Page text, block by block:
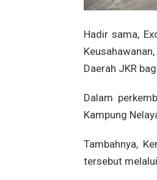
Hadir sama,
Daerah JKR
Dalam
Kampung
Tambahnya,
tersebut